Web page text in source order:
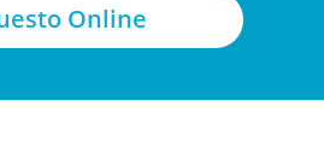
Online